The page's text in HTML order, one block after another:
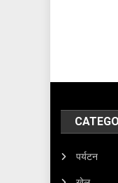
पर्यटन